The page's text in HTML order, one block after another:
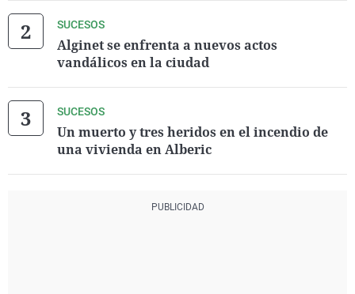
SUCESOS
Alginet se enfrenta a nuevos actos
vandálicos en la ciudad
SUCESOS
Un muerto y tres heridos en el incendio de
una vivienda en Alberic